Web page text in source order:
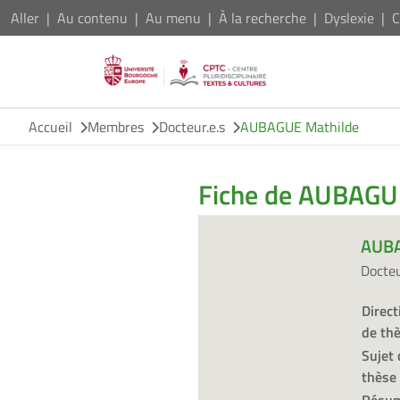
Aller Au contenu Au menu À la recherche Dyslexie
Accueil Membres Docteur.e.s AUBAGUE Mathilde
Fiche de
de
Sujet
thèse